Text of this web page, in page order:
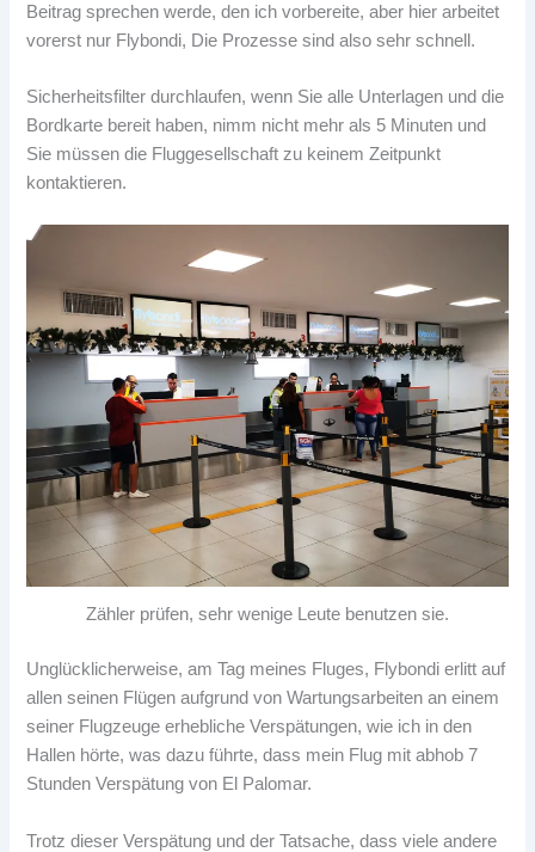
Beitrag sprechen werde, den ich vorbereite, aber hier arbeitet
vorerst nur Flybondi, Die Prozesse sind also sehr schnell.
Sicherheitsfilter durchlaufen, wenn Sie alle Unterlagen und die
Bordkarte bereit haben, nimm nicht mehr als 5 Minuten und
Sie müssen die Fluggesellschaft zu keinem Zeitpunkt
kontaktieren.
Zähler prüfen, sehr wenige Leute benutzen sie.
Unglücklicherweise, am Tag meines Fluges, Flybondi erlitt auf
allen seinen Flügen aufgrund von Wartungsarbeiten an einem
seiner Flugzeuge erhebliche Verspätungen, wie ich in den
Hallen hörte, was dazu führte, dass mein Flug mit abhob 7
Stunden Verspätung von El Palomar.
Trotz dieser Verspätung und der Tatsache, dass viele andere